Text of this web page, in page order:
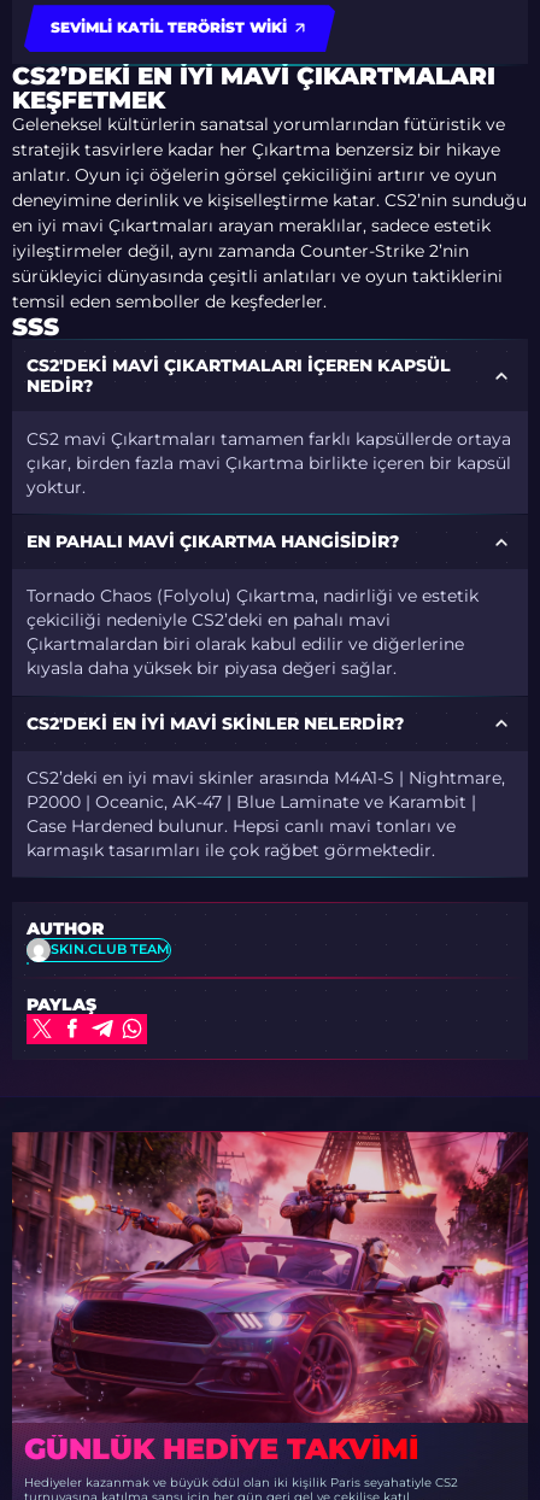
SEVIMLI KATIL TERÖRIST WIKI
CS2’DEKI EN İYI MAVI ÇIKARTMALARI
KEŞFETMEK
Geleneksel kültürlerin sanatsal yorumlarından fütüristik ve
stratejik tasvirlere kadar her Çıkartma benzersiz bir hikaye
anlatır. Oyun içi öğelerin görsel çekiciliğini artırır ve oyun
deneyimine derinlik ve kişiselleştirme katar. CS2’nin sunduğu
en iyi mavi Çıkartmaları arayan meraklılar, sadece estetik
iyileştirmeler değil, aynı zamanda Counter-Strike 2’nin
sürükleyici dünyasında çeşitli anlatıları ve oyun taktiklerini
temsil eden semboller de keşfederler.
SSS
CS2'DEKI MAVI ÇIKARTMALARI IÇEREN KAPSÜL
NEDIR?
CS2 mavi Çıkartmaları tamamen farklı kapsüllerde ortaya
çıkar, birden fazla mavi Çıkartma birlikte içeren bir kapsül
yoktur.
EN PAHALI MAVI ÇIKARTMA HANGISIDIR?
Tornado Chaos (Folyolu) Çıkartma, nadirliği ve estetik
çekiciliği nedeniyle CS2’deki en pahalı mavi
Çıkartmalardan biri olarak kabul edilir ve diğerlerine
kıyasla daha yüksek bir piyasa değeri sağlar.
CS2'DEKI EN IYI MAVI SKINLER NELERDIR?
CS2’deki en iyi mavi skinler arasında M4A1-S | Nightmare,
P2000 | Oceanic, AK-47 | Blue Laminate ve Karambit |
Case Hardened bulunur. Hepsi canlı mavi tonları ve
karmaşık tasarımları ile çok rağbet görmektedir.
AUTHOR
SKIN.CLUB TEAM
PAYLAŞ
GÜNLÜK HEDIYE TAKVIMI
Hediyeler kazanmak ve büyük ödül olan iki kişilik Paris seyahatiyle CS2
turnuvasına katılma şansı için her gün geri gel ve çekilişe katıl.